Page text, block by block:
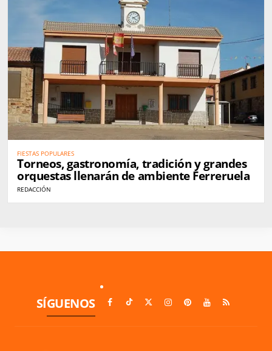
FIESTAS POPULARES
Torneos, gastronomía, tradición y grandes
orquestas llenarán de ambiente Ferreruela
REDACCIÓN
SÍGUENOS